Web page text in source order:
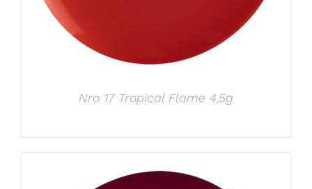
Nro 17 Tropical Flame 4,5g